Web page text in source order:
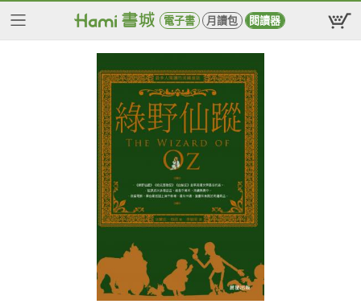
電子書 月讀包 閱讀器